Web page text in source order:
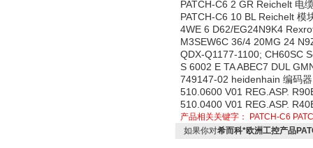
PATCH-C6 2 GR Reichelt 电
PATCH-C6 10 BL Reichelt 模
4WE 6 D62/EG24N9K4
M3SEW6C 36/4 20MG 24
QDX-Q1177-1100; CH60SC
S 6002 E TA ABEC7 DUL
749147-02 heidenhain 编码器
510.0600 V01 REG.ASP.
510.0400 V01 REG.ASP.
产品相关关键字： PATCH-C6
如果你对希而科*欧洲工控产品